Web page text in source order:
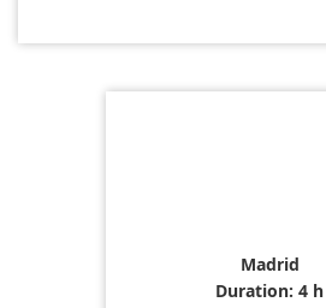
Madrid
Duration: 4 h